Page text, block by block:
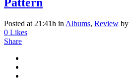
Posted at 21:41h in Albums, Review by
0 Likes
Share